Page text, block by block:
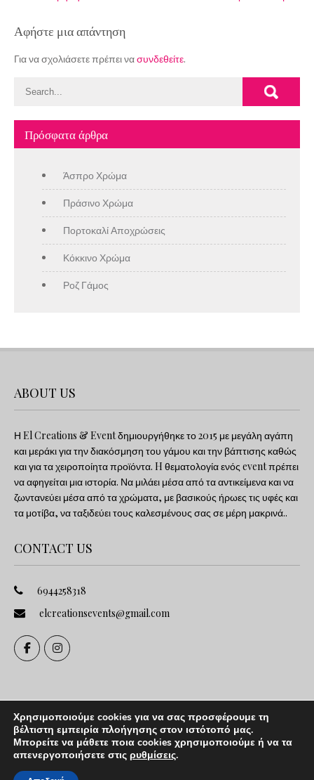
Αφήστε μια απάντηση
Για να σχολιάσετε πρέπει νασυνδεθείτε.
Πρόσφατα άρθρα
Άσπρο Χρώμα
Πράσινο Χρώμα
Πορτοκαλί Αποχρώσεις
Κόκκινο Χρώμα
Ροζ Γάμος
ABOUT US
Η El Creations & Event δημιουργήθηκε το 2015 με μεγάλη αγάπη
και μεράκι για την διακόσμηση του γάμου και την βάπτισης καθώς
και για τα χειροποίητα προϊόντα. H θεματολογία ενός event πρέπει
να αφηγείται μια ιστορία. Να μιλάει μέσα από τα αντικείμενα και να
ζωντανεύει μέσα από τα χρώματα, με βασικούς ήρωες τις υφές και
τα μοτίβα, να ταξιδεύει τους καλεσμένους σας σε μέρη μακρινά..
CONTACT US
6944258318
elcreationsevents@gmail.com
Χρησιμοποιούμε cookies για να σας προσφέρουμε τη
βέλτιστη εμπειρία πλοήγησης στον ιστότοπό μας.
Μπορείτε να μάθετε ποια cookies χρησιμοποιούμε ή να τα
απενεργοποιήσετε στις ρυθμίσεις.